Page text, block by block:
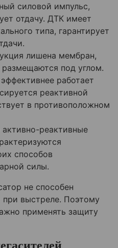
силовой импульс,
отдачу. ДТК имеет
типа, гарантирует
лишена мембран,
под углом.
работает
реактивной
в противоположном
реактивные
способов
силы.
не способен
при выстреле. Поэтому
применять защиту